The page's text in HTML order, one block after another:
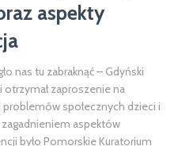
aspekty
nas tu zabraknąć – Gdyński
otrzymał zaproszenie na
społecznych dzieci i
aspektów
było Pomorskie Kuratorium